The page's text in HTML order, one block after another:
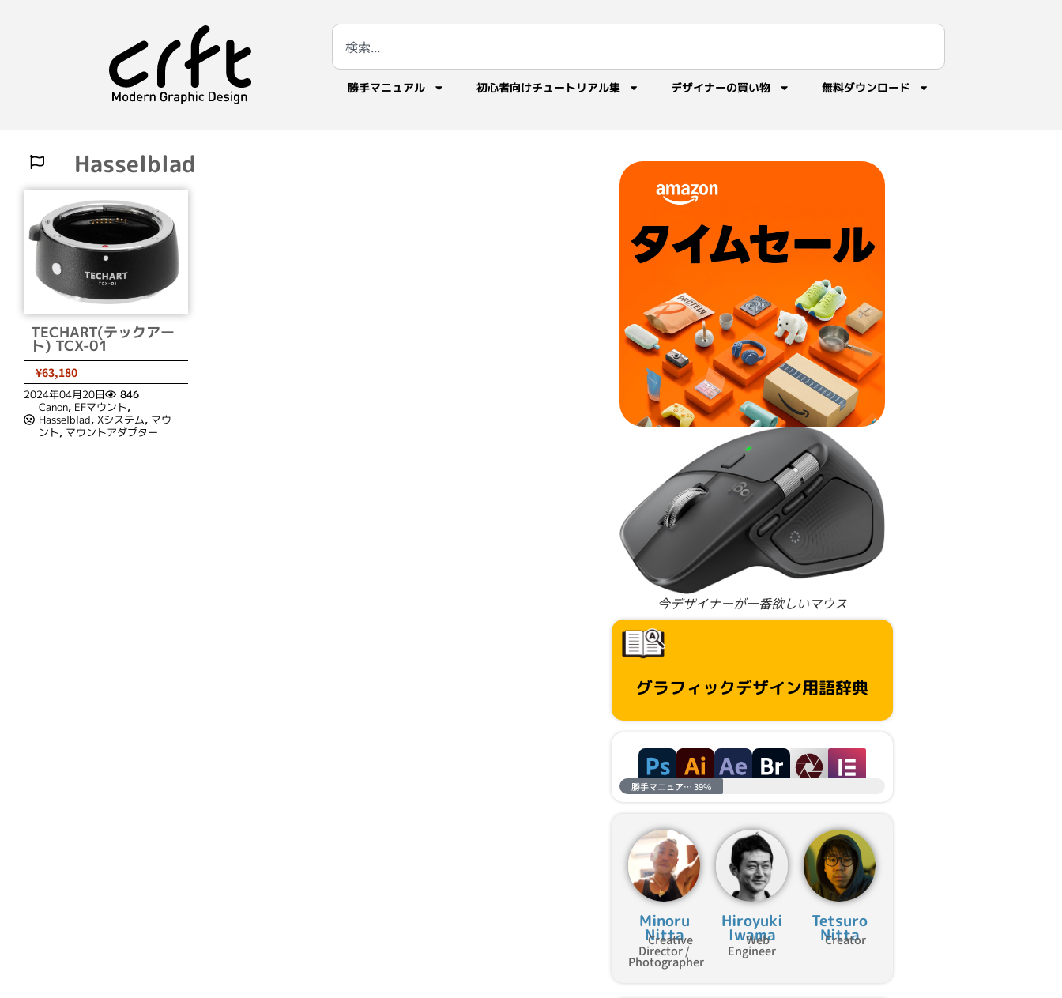
勝手マニュアル 初心者向けチュートリアル集 デザイナーの買い物 無料ダウンロード
Hasselblad
TECHART(テックアー
ト) TCX-01
¥63,180
2024年04月20日
846
Canon, EFマウント,
Hasselblad, Xシステム, マウ
ント, マウントアダプター
今デザイナーが一番欲しいマウス
グラフィックデザイン用語辞典
勝手マニュアル進捗39%
Minoru
Nitta
Creative
Director /
Photographer
Hiroyuki
Iwama
Web
Engineer
Tetsuro
Nitta
Creator